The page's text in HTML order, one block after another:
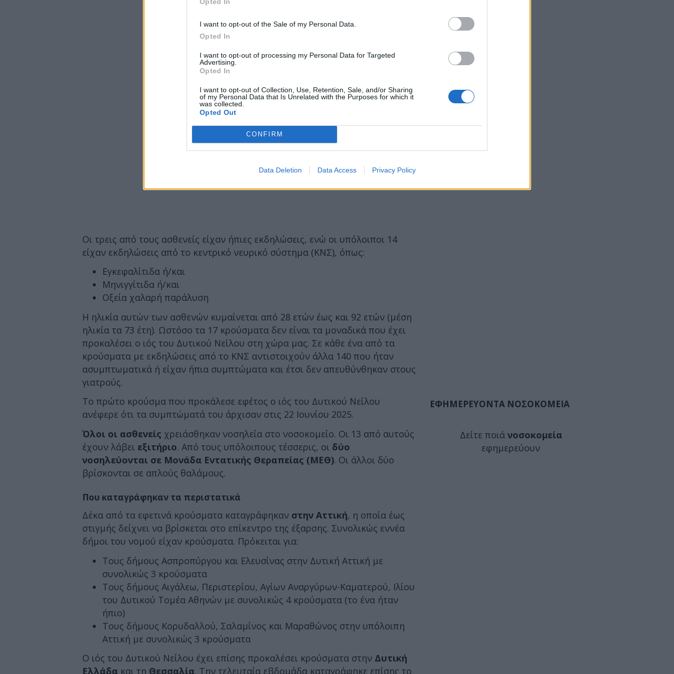
I want to opt-out of the Sale of my Personal Data.
Opted In
I want to opt-out of processing my Personal Data for Targeted
Advertising.
Opted In
I want to opt-out of Collection, Use, Retention, Sale, and/or Sharing
of my Personal Data that Is Unrelated with the Purposes for which it
was collected.
Opted Out
CONFIRM
Data Deletion Data Access Privacy Policy
Οι τρεις από τους ασθενείς είχαν ήπιες εκδηλώσεις, ενώ οι υπόλοιποι 14
είχαν εκδηλώσεις από το κεντρικό νευρικό σύστημα (ΚΝΣ), όπως:
Εγκεφαλίτιδα ή/και
Μηνιγγίτιδα ή/και
Οξεία χαλαρή παράλυση
Η ηλικία αυτών των ασθενών κυμαίνεται από 28 ετών έως και 92 ετών (μέση
ηλικία τα 73 έτη). Ωστόσο τα 17 κρούσματα δεν είναι τα μοναδικά που έχει
προκαλέσει ο ιός του Δυτικού Νείλου στη χώρα μας. Σε κάθε ένα από τα
κρούσματα με εκδηλώσεις από το ΚΝΣ αντιστοιχούν άλλα 140 που ήταν
ασυμπτωματικά ή είχαν ήπια συμπτώματα και έτσι δεν απευθύνθηκαν στους
γιατρούς.
Το πρώτο κρούσμα που προκάλεσε εφέτος ο ιός του Δυτικού Νείλου
ανέφερε ότι τα συμπτώματά του άρχισαν στις 22 Ιουνίου 2025.
Όλοι οι ασθενείς χρειάσθηκαν νοσηλεία στο νοσοκομείο. Οι 13 από αυτούς
έχουν λάβει εξιτήριο. Από τους υπόλοιπους τέσσερις, οι δύο
νοσηλεύονται σε Μονάδα Εντατικής Θεραπείας (ΜΕΘ). Οι άλλοι δύο
βρίσκονται σε απλούς θαλάμους.
Που καταγράφηκαν τα περιστατικά
Δέκα από τα εφετινά κρούσματα καταγράφηκαν στην Αττική, η οποία έως
στιγμής δείχνει να βρίσκεται στο επίκεντρο της έξαρσης. Συνολικώς εννέα
δήμοι του νομού είχαν κρούσματα. Πρόκειται για:
Τους δήμους Ασπροπύργου και Ελευσίνας στην Δυτική Αττική με
συνολικώς 3 κρούσματα
Τους δήμους Αιγάλεω, Περιστερίου, Αγίων Αναργύρων-Καματερού, Ιλίου
του Δυτικού Τομέα Αθηνών με συνολικώς 4 κρούσματα (το ένα ήταν
ήπιο)
Τους δήμους Κορυδαλλού, Σαλαμίνος και Μαραθώνος στην υπόλοιπη
Αττική με συνολικώς 3 κρούσματα
Ο ιός του Δυτικού Νείλου έχει επίσης προκαλέσει κρούσματα στην Δυτική
Ελλάδα και τη Θεσσαλία. Την τελευταία εβδομάδα καταγράφηκε επίσης το
ΕΦΗΜΕΡΕΥΟΝΤΑ ΝΟΣΟΚΟΜΕΙΑ
Δείτε ποιά νοσοκομεία
εφημερεύουν